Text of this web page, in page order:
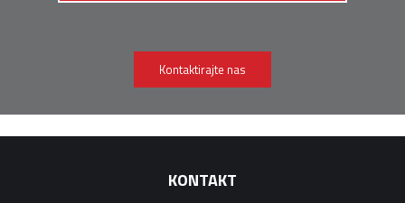
Kontaktirajte nas
KONTAKT